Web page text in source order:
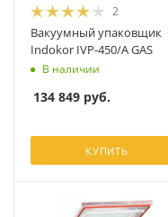
2
Вакуумный упаковщик
Indokor IVP-450/A GAS
В наличии
134 849 руб.
КУПИТЬ